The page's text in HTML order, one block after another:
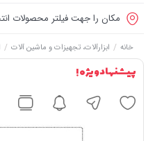
مکان را جهت فیلتر محصولات
خانه / ابزارآلات، تجهیزات و ماشین آلات /
پیشنهاد ویژه !